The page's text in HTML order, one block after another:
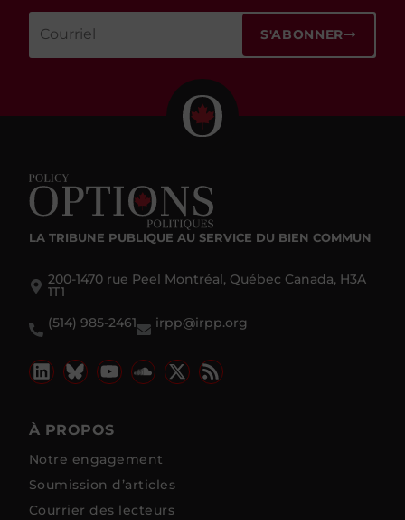
S'ABONNER
LA TRIBUNE PUBLIQUE AU SERVICE DU BIEN COMMUN
200-1470 rue Peel Montréal, Québec Canada, H3A
1T1
(514) 985-2461
irpp@irpp.org
À PROPOS
Notre engagement
Soumission d’articles
Courrier des lecteurs